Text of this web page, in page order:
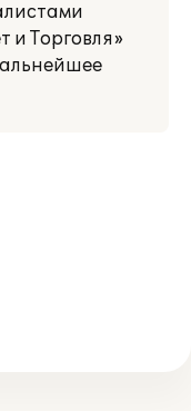
и Торговля»